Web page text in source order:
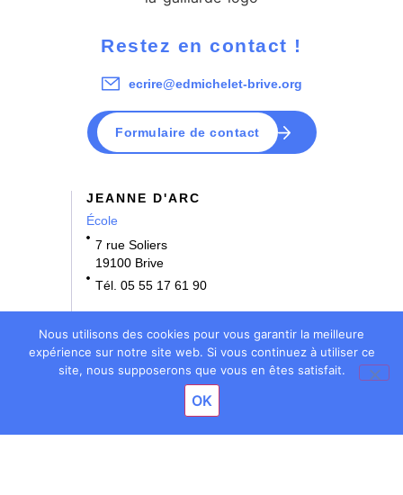
Restez en contact !
ecrire@edmichelet-brive.org
Formulaire de contact
JEANNE D'ARC
École
7 rue Soliers
19100 Brive
Tél. 05 55 17 61 90
École • Collège
3 rue Bernard Denoix
Nous utilisons des cookies pour vous garantir la meilleure
expérience sur notre site web. Si vous continuez à utiliser ce
site, nous supposerons que vous en êtes satisfait.
OK